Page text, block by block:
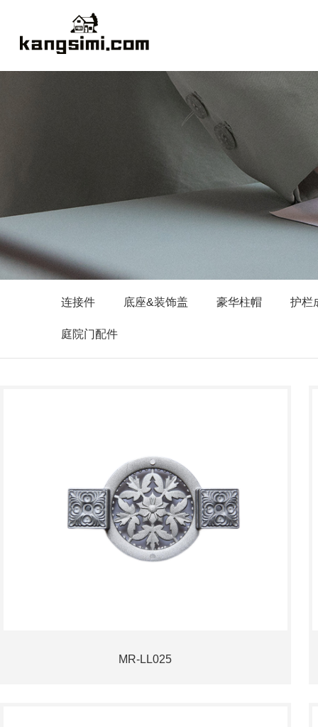
连接件 底座&装饰盖 豪华柱帽 护栏
庭院门配件
MR-LL025